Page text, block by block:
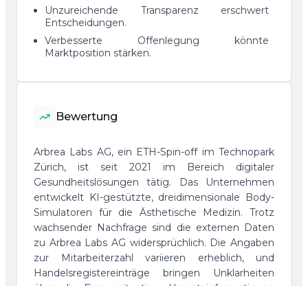
Unzureichende Transparenz erschwert
Entscheidungen.
Verbesserte Offenlegung könnte
Marktposition stärken.
Bewertung
Arbrea Labs AG, ein ETH-Spin-off im Technopark
Zürich, ist seit 2021 im Bereich digitaler
Gesundheitslösungen tätig. Das Unternehmen
entwickelt KI-gestützte, dreidimensionale Body-
Simulatoren für die Ästhetische Medizin. Trotz
wachsender Nachfrage sind die externen Daten
zu Arbrea Labs AG widersprüchlich. Die Angaben
zur Mitarbeiterzahl variieren erheblich, und
Handelsregistereinträge bringen Unklarheiten